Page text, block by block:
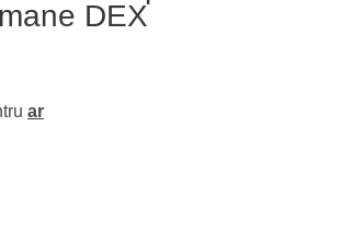
DEX
ar